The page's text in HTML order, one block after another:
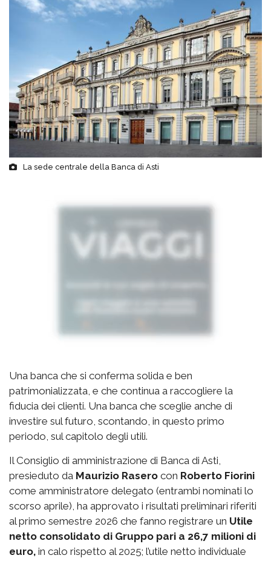
La sede centrale della Banca di Asti
Una banca che si conferma solida e ben
patrimonializzata, e che continua a raccogliere la
fiducia dei clienti. Una banca che sceglie anche di
investire sul futuro, scontando, in questo primo
periodo, sul capitolo degli utili.
Il Consiglio di amministrazione di Banca di Asti,
presieduto da Maurizio Rasero con Roberto Fiorini
come amministratore delegato (entrambi nominati lo
scorso aprile), ha approvato i risultati preliminari riferiti
al primo semestre 2026 che fanno registrare un Utile
netto consolidato di Gruppo pari a 26,7 milioni di
euro, in calo rispetto al 2025; l’utile netto individuale